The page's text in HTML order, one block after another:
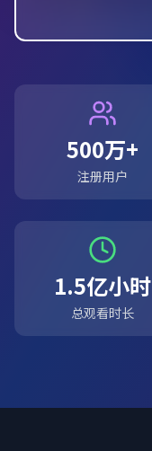
500万+
注册用户
1.5亿小时
总观看时长